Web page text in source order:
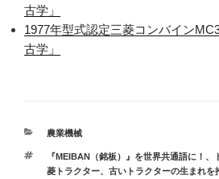
古学」
1977年型式認定三菱コンバイン
古学」
カ
リ
農業機械
タ
グ
『MEIBAN（銘板）』を世界共通語に！ 、
菱トラクター、 古いトラクターの生まれを